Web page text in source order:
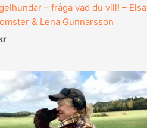
– fråga vad du vill! – Elsa
& Lena Gunnarsson